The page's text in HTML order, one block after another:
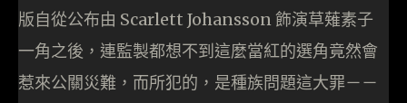
版自從公布由 Scarlett Johansson 飾演草薙素子
一角之後，連監製都想不到這麼當紅的選角竟然會
惹來公關災難，而所犯的，是種族問題這大罪－－